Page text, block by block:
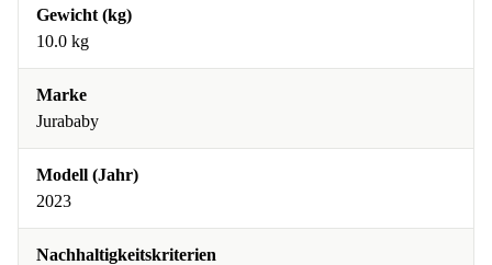
Gewicht (kg)
10.0 kg
Marke
Jurababy
Modell (Jahr)
2023
Nachhaltigkeitskriterien